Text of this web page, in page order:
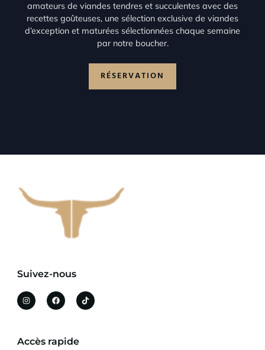
amateurs de viandes tendres et succulentes avec des
recettes goûteuses, une sélection exclusive de viandes
d’exception et maturées sélectionnées chaque semaine
par notre boucher.
RÉSERVATION
Suivez-nous
Accès rapide